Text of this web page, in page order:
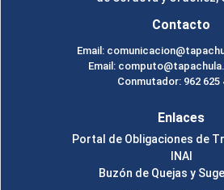
Contacto
Email:
Email:
Conmutador: 962 625
Enlaces
Portal de Obligaciones de
INAI
Buzón de Quejas y